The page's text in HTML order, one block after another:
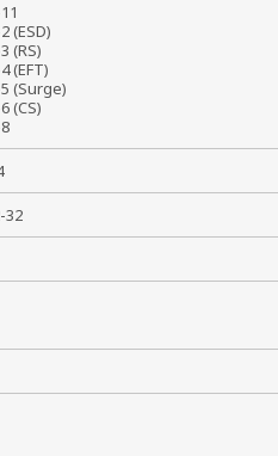
11
(ESD)
(RS)
(EFT)
5 (Surge)
(CS)
8
32